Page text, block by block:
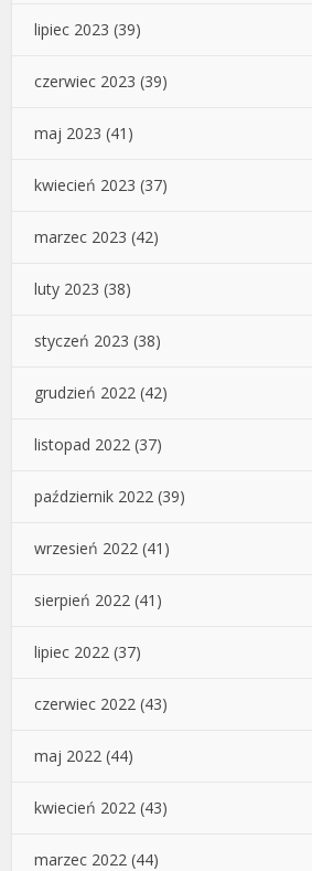
lipiec 2023 (39)
czerwiec 2023 (39)
maj 2023 (41)
kwiecień 2023 (37)
marzec 2023 (42)
luty 2023 (38)
styczeń 2023 (38)
grudzień 2022 (42)
listopad 2022 (37)
październik 2022 (39)
wrzesień 2022 (41)
sierpień 2022 (41)
lipiec 2022 (37)
czerwiec 2022 (43)
maj 2022 (44)
kwiecień 2022 (43)
marzec 2022 (44)